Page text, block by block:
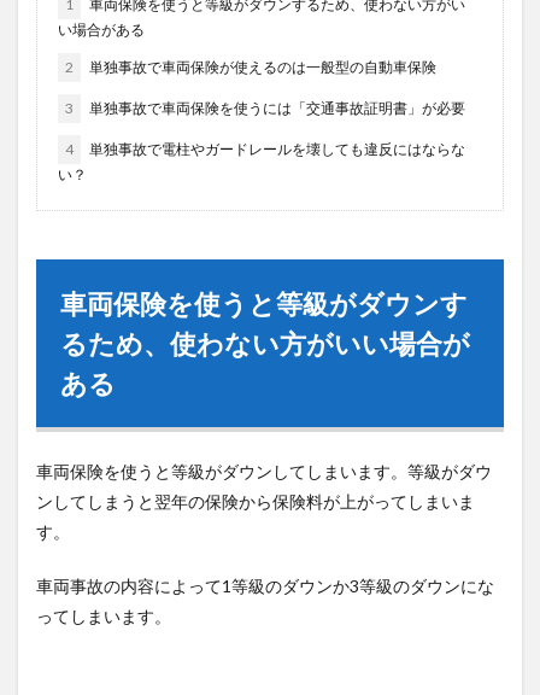
1
車両保険を使うと等級がダウンするため、使わない方がい
い場合がある
2 単独事故で車両保険が使えるのは一般型の自動車保険
3 単独事故で車両保険を使うには「交通事故証明書」が必要
4
単独事故で電柱やガードレールを壊しても違反にはならな
い？
車両保険を使うと等級がダウンす
るため、使わない方がいい場合が
ある
車両保険を使うと等級がダウンしてしまいます。等級がダウ
ンしてしまうと翌年の保険から保険料が上がってしまいま
す。
車両事故の内容によって1等級のダウンか3等級のダウンにな
ってしまいます。